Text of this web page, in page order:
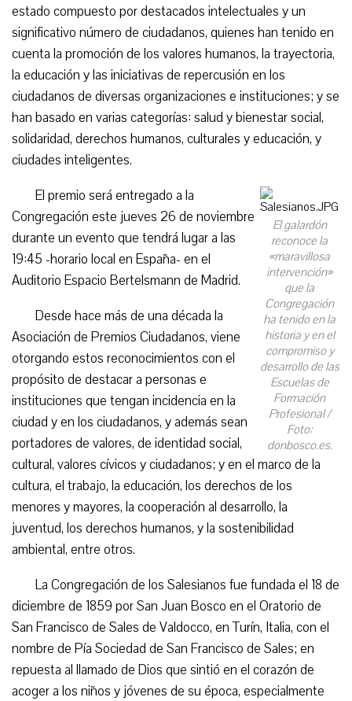
estado compuesto por destacados intelectuales y un
significativo número de ciudadanos, quienes han tenido en
cuenta la promoción de los valores humanos, la trayectoria,
la educación y las iniciativas de repercusión en los
ciudadanos de diversas organizaciones e instituciones; y se
han basado en varias categorías: salud y bienestar social,
solidaridad, derechos humanos, culturales y educación, y
ciudades inteligentes.
El galardón
reconoce la
«maravillosa
intervención»
que la
Congregación
ha tenido en la
historia y en el
compromiso y
desarrollo de las
Escuelas de
Formación
Profesional /
Foto:
donbosco.es.
El premio será entregado a la
Congregación este jueves 26 de noviembre
durante un evento que tendrá lugar a las
19:45 -horario local en España- en el
Auditorio Espacio Bertelsmann de Madrid.
Desde hace más de una década la
Asociación de Premios Ciudadanos, viene
otorgando estos reconocimientos con el
propósito de destacar a personas e
instituciones que tengan incidencia en la
ciudad y en los ciudadanos, y además sean
portadores de valores, de identidad social,
cultural, valores cívicos y ciudadanos; y en el marco de la
cultura, el trabajo, la educación, los derechos de los
menores y mayores, la cooperación al desarrollo, la
juventud, los derechos humanos, y la sostenibilidad
ambiental, entre otros.
La Congregación de los Salesianos fue fundada el 18 de
diciembre de 1859 por San Juan Bosco en el Oratorio de
San Francisco de Sales de Valdocco, en Turín, Italia, con el
nombre de Pía Sociedad de San Francisco de Sales; en
repuesta al llamado de Dios que sintió en el corazón de
acoger a los niños y jóvenes de su época, especialmente